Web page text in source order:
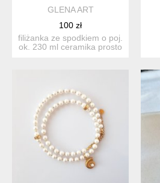
GLENA ART
100 zł
filiżanka ze spodkiem o poj.
ok. 230 ml ceramika prosto